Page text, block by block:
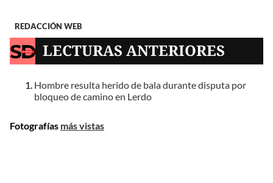
REDACCIÓN WEB
LECTURAS ANTERIORES
Hombre resulta herido de bala durante disputa por
bloqueo de camino en Lerdo
Fotografías más vistas